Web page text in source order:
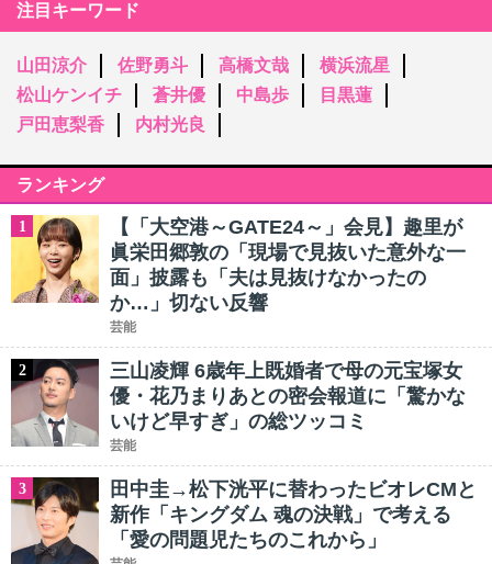
注目キーワード
山田涼介 佐野勇斗 高橋文哉
横浜流星
松山ケンイチ
蒼井優 中島歩
目黒蓮
戸田恵梨香
内村光良
ランキング
1
【「大空港～GATE24～」会見】趣里が
眞栄田郷敦の「現場で見抜いた意外な一
面」披露も「夫は見抜けなかったの
か…」切ない反響
芸能
2
三山凌輝 6歳年上既婚者で母の元宝塚女
優・花乃まりあとの密会報道に「驚かな
いけど早すぎ」の総ツッコミ
芸能
3
田中圭→松下洸平に替わったビオレCMと
新作「キングダム 魂の決戦」で考える
「愛の問題児たちのこれから」